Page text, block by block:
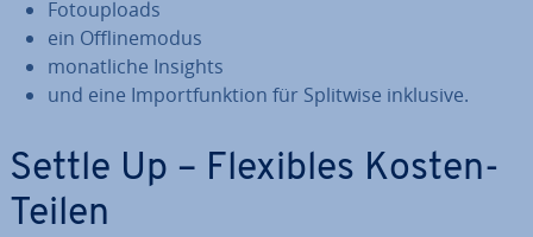
Fo­to­u­ploads
ein Off­line­mo­dus
mo­nat­li­che Insights
und eine Im­port­funk­ti­on für Splitwise inklusive.
Settle Up – Flexibles Kosten-
Teilen